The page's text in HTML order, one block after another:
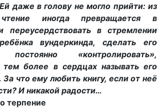
даже в голову не могло прийти: из
чтение иногда превращается в
переусердствовать в стремлении
вундеркинда, сделать его
«контролировать»,
тем более в сердцах называть его
что ему любить книгу, если от неё
И никакой радости…
терпение